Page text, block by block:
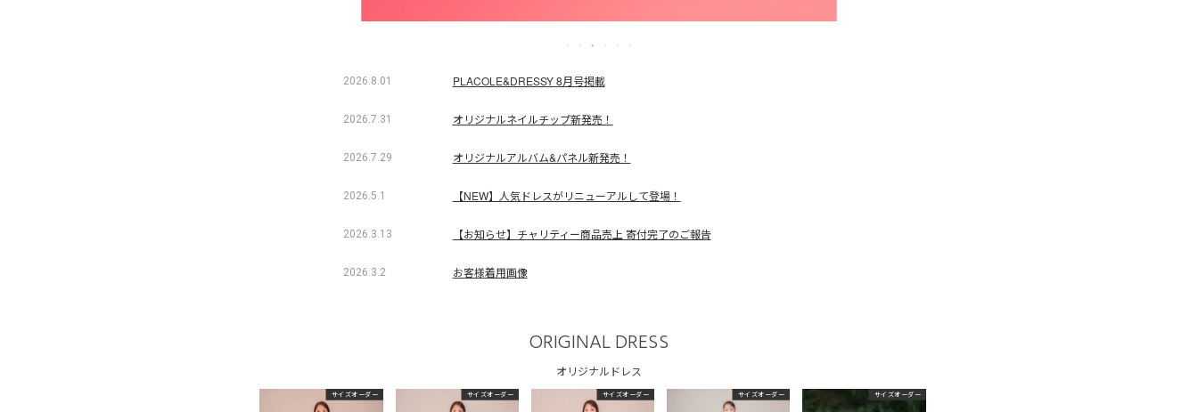
2026.8.01 PLACOLE&DRESSY 8月号掲載
2026.7.31 オリジナルネイルチップ新発売！
2026.7.29 オリジナルアルバム&パネル新発売！
2026.5.1 【NEW】人気ドレスがリニューアルして登場！
2026.3.13 【お知らせ】チャリティー商品売上 寄付完了のご報告
2026.3.2 お客様着用画像
ORIGINAL DRESS
オリジナルドレス
サイズオーダー サイズオーダー サイズオーダー サイズオーダー サイズオーダー